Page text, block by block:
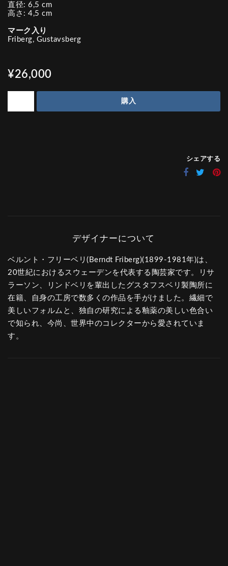
直径: 6,5 cm
高さ: 4,5 cm
マーク入り
Friberg, Gustavsberg
¥26,000
購入
シェアする
ベルント・フリーベリ(Berndt Friberg)(1899-1981年)は、
20世紀におけるスウェーデンを代表する陶芸家です。リサ
ラーソン、リンドベリを輩出したグスタフスベリ製陶所に
在籍、自身の工房で数多くの作品を手がけました。繊細で
美しいフォルムと、独自の研究による釉薬の美しい色合い
で知られ、今尚、世界中のコレクターから愛されていま
す。